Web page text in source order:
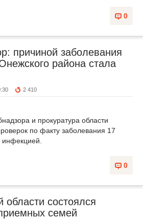
0
причиной заболевания
района стала
2 410
и прокуратура области
по факту заболевания 17
инфекцией.
0
области состоялся
семей